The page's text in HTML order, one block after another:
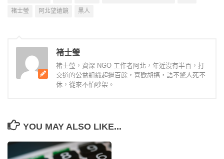
褚士瑩
阿北望遠鏡 黑人
褚士瑩
褚士瑩，資深 NGO 工作者阿北，年近沒有半百，打
交道的公益組織超過百餘，喜歡胡搞，語不驚人死不
休，從來不怕吵架。
YOU MAY ALSO LIKE...